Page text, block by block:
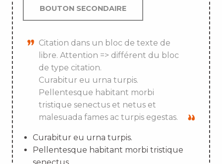
BOUTON SECONDAIRE
Citation dans un bloc de texte de
libre. Attention => différent du bloc
de type citation.
Curabitur eu urna turpis.
Pellentesque habitant morbi
tristique senectus et netus et
malesuada fames ac turpis egestas.
Curabitur eu urna turpis.
Pellentesque habitant morbi tristique